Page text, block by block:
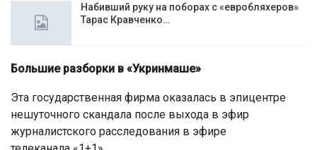
Набивший руку на поборах с «евробляхеров»
Тарас Кравченко…
Большие разборки в «Укринмаше»
Эта государственная фирма оказалась в эпицентре
нешуточного скандала после выхода в эфир
журналистского расследования в эфире